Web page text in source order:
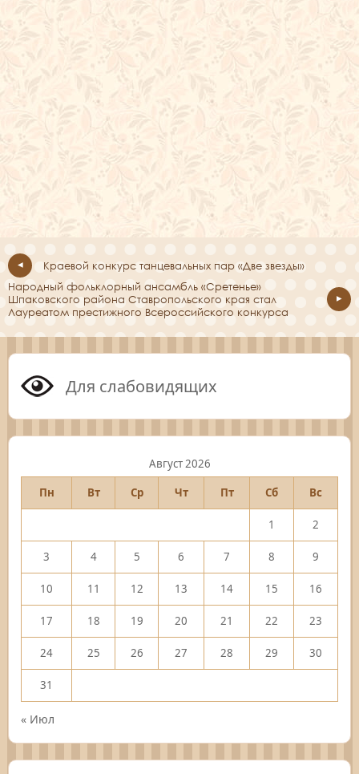
Краевой конкурс танцевальных пар «Две звезды»
Народный фольклорный ансамбль «Сретенье»
Шпаковского района Ставропольского края стал
Лауреатом престижного Всероссийского конкурса
Для слабовидящих
Август 2026
Пн
Вт Ср Чт Пт Сб Вс
1 2
3 4 5 6 7 8 9
10 11 12 13 14 15 16
17 18 19 20 21 22 23
24 25 26 27 28 29 30
31
« Июл